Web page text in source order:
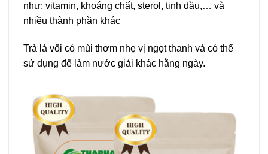
như: vitamin, khoáng chất, sterol, tinh dầu,… và
nhiều thành phần khác
Trà là vối có mùi thơm nhẹ vị ngọt thanh và có thể
sử dụng để làm nước giải khác hằng ngày.